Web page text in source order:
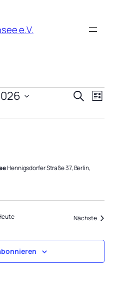
e.V.
SucheListe
Hennigsdorfer Straße 37, Berlin,
Nächste